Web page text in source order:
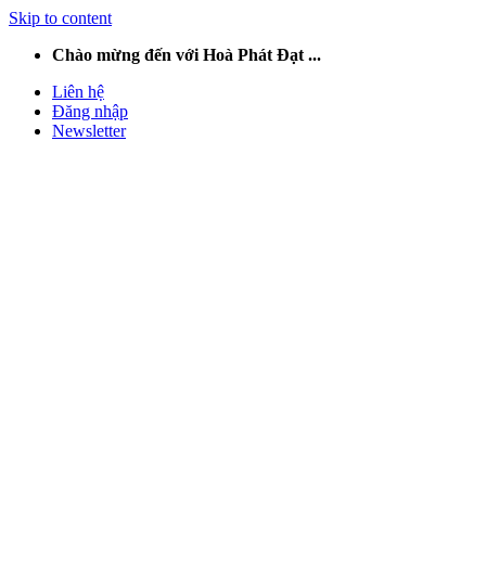
Skip to content
Chào mừng đến với Hoà Phát Đạt ...
Liên hệ
Đăng nhập
Newsletter